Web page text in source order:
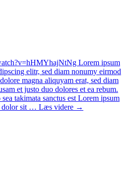
Lorem ipsum
elitr, sed diam nonumy eirmod
magna aliquyam erat, sed diam
et justo duo dolores et ea rebum.
takimata sanctus est Lorem ipsum
dolor sit … Læs videre Count
→